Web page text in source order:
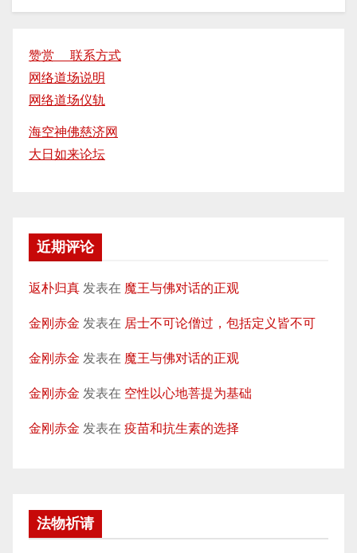
赞赏 联系方式
网络道场说明
网络道场仪轨
海空神佛慈济网
大日如来论坛
近期评论
返朴归真 发表在 魔王与佛对话的正观
金刚赤金 发表在 居士不可论僧过，包括定义皆不可
金刚赤金 发表在 魔王与佛对话的正观
金刚赤金 发表在 空性以心地菩提为基础
金刚赤金 发表在 疫苗和抗生素的选择
法物祈请